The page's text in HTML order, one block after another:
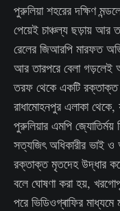
পুরুলিয়া শহরের দক্ষিণ
পেয়েই চাঞ্চল্য ছড়ায় আর
রেলের জিআরপি মারফত
আর তারপরে বেলা গড়লেই
তরফ থেকে একটি রক্তাক্ত
রাধামোহনপুর এলাকা
পুরুলিয়ার এমপি জ্যোতির্ময়
সত্যজিৎ অধিকারীর ভাই ও
রক্তাক্ত মৃতদেহ উদ্ধার
বলে ঘোষণা করা হয়,
পরে ভিডিওগ্ৰাফির